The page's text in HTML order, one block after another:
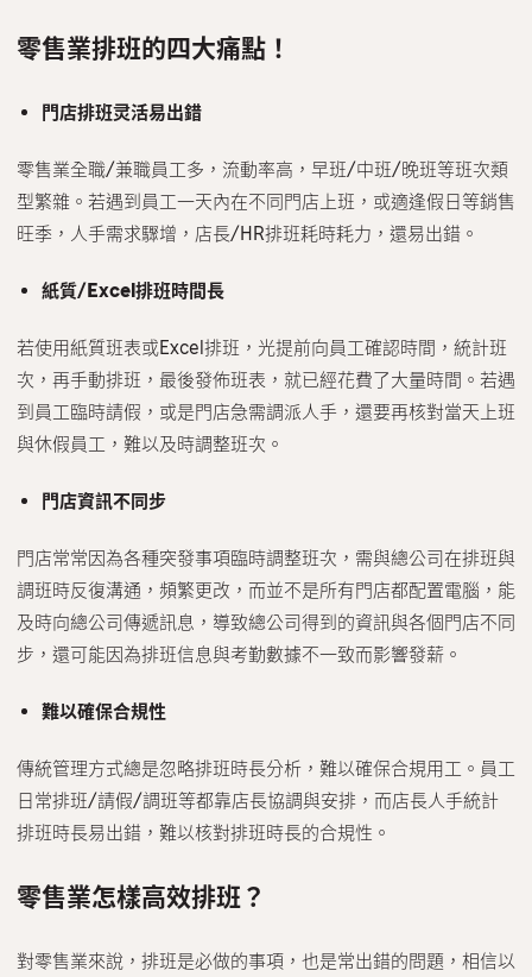
零售業排班的四大痛點！
門店排班灵活易出錯
零售業全職/兼職員工多，流動率高，早班/中班/晚班等班次類
型繁雜。若遇到員工一天內在不同門店上班，或適逢假日等銷售
旺季，人手需求驟增，店長/HR排班耗時耗力，還易出錯。
紙質/Excel排班時間長
若使用紙質班表或Excel排班，光提前向員工確認時間，統計班
次，再手動排班，最後發佈班表，就已經花費了大量時間。若遇
到員工臨時請假，或是門店急需調派人手，還要再核對當天上班
與休假員工，難以及時調整班次。
門店資訊不同步
門店常常因為各種突發事項臨時調整班次，需與總公司在排班與
調班時反復溝通，頻繁更改，而並不是所有門店都配置電腦，能
及時向總公司傳遞訊息，導致總公司得到的資訊與各個門店不同
步，還可能因為排班信息與考勤數據不一致而影響發薪。
難以確保合規性
傳統管理方式總是忽略排班時長分析，難以確保合規用工。員工
日常排班/請假/調班等都靠店長協調與安排，而店長人手統計
排班時長易出錯，難以核對排班時長的合規性。
零售業怎樣高效排班？
對零售業來說，排班是必做的事項，也是常出錯的問題，相信以